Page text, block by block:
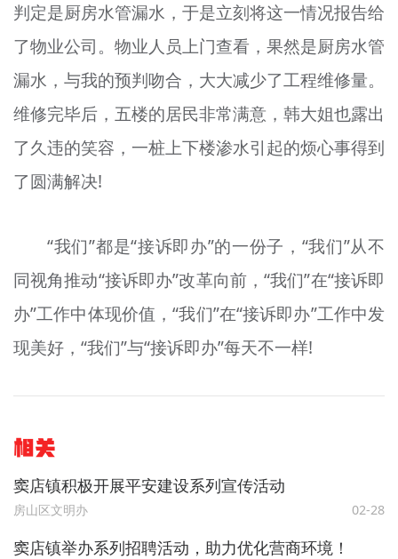
判定是厨房水管漏水，于是立刻将这一情况报告给
了物业公司。物业人员上门查看，果然是厨房水管
漏水，与我的预判吻合，大大减少了工程维修量。
维修完毕后，五楼的居民非常满意，韩大姐也露出
了久违的笑容，一桩上下楼渗水引起的烦心事得到
了圆满解决!
“我们”都是“接诉即办”的一份子，“我们”从不
同视角推动“接诉即办”改革向前，“我们”在“接诉即
办”工作中体现价值，“我们”在“接诉即办”工作中发
现美好，“我们”与“接诉即办”每天不一样!
相关
窦店镇积极开展平安建设系列宣传活动
房山区文明办 02-28
窦店镇举办系列招聘活动，助力优化营商环境！